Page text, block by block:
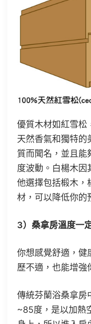
優質木材如紅雪松
天然香氣和獨特的
質而聞名，並且能
度波動。白楊木因
他選擇包括椴木，
材，可以降低你的
3）桑拿房溫度一
你想感覺舒適，健
歷不適，也能增強
傳統芬蘭浴桑拿房
~85度，是以加熱